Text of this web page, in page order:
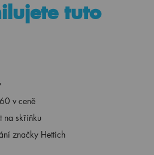
tuto
v ceně
na skříňku
značky Hettich